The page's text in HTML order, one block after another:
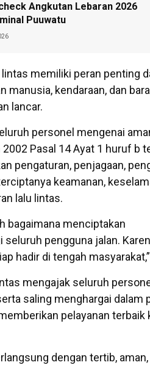
Angkutan Lebaran 2026
Puuwatu
memiliki peran penting
manusia, kendaraan, dan
lancar.
personel mengenai
Pasal 14 Ayat 1 huruf b
pengaturan, penjagaan,
keamanan,
lalu lintas.
bagaimana menciptakan
pengguna jalan.
hadir di tengah
mengajak seluruh
saling menghargai dalam
pelayanan terbaik
dengan tertib, aman,